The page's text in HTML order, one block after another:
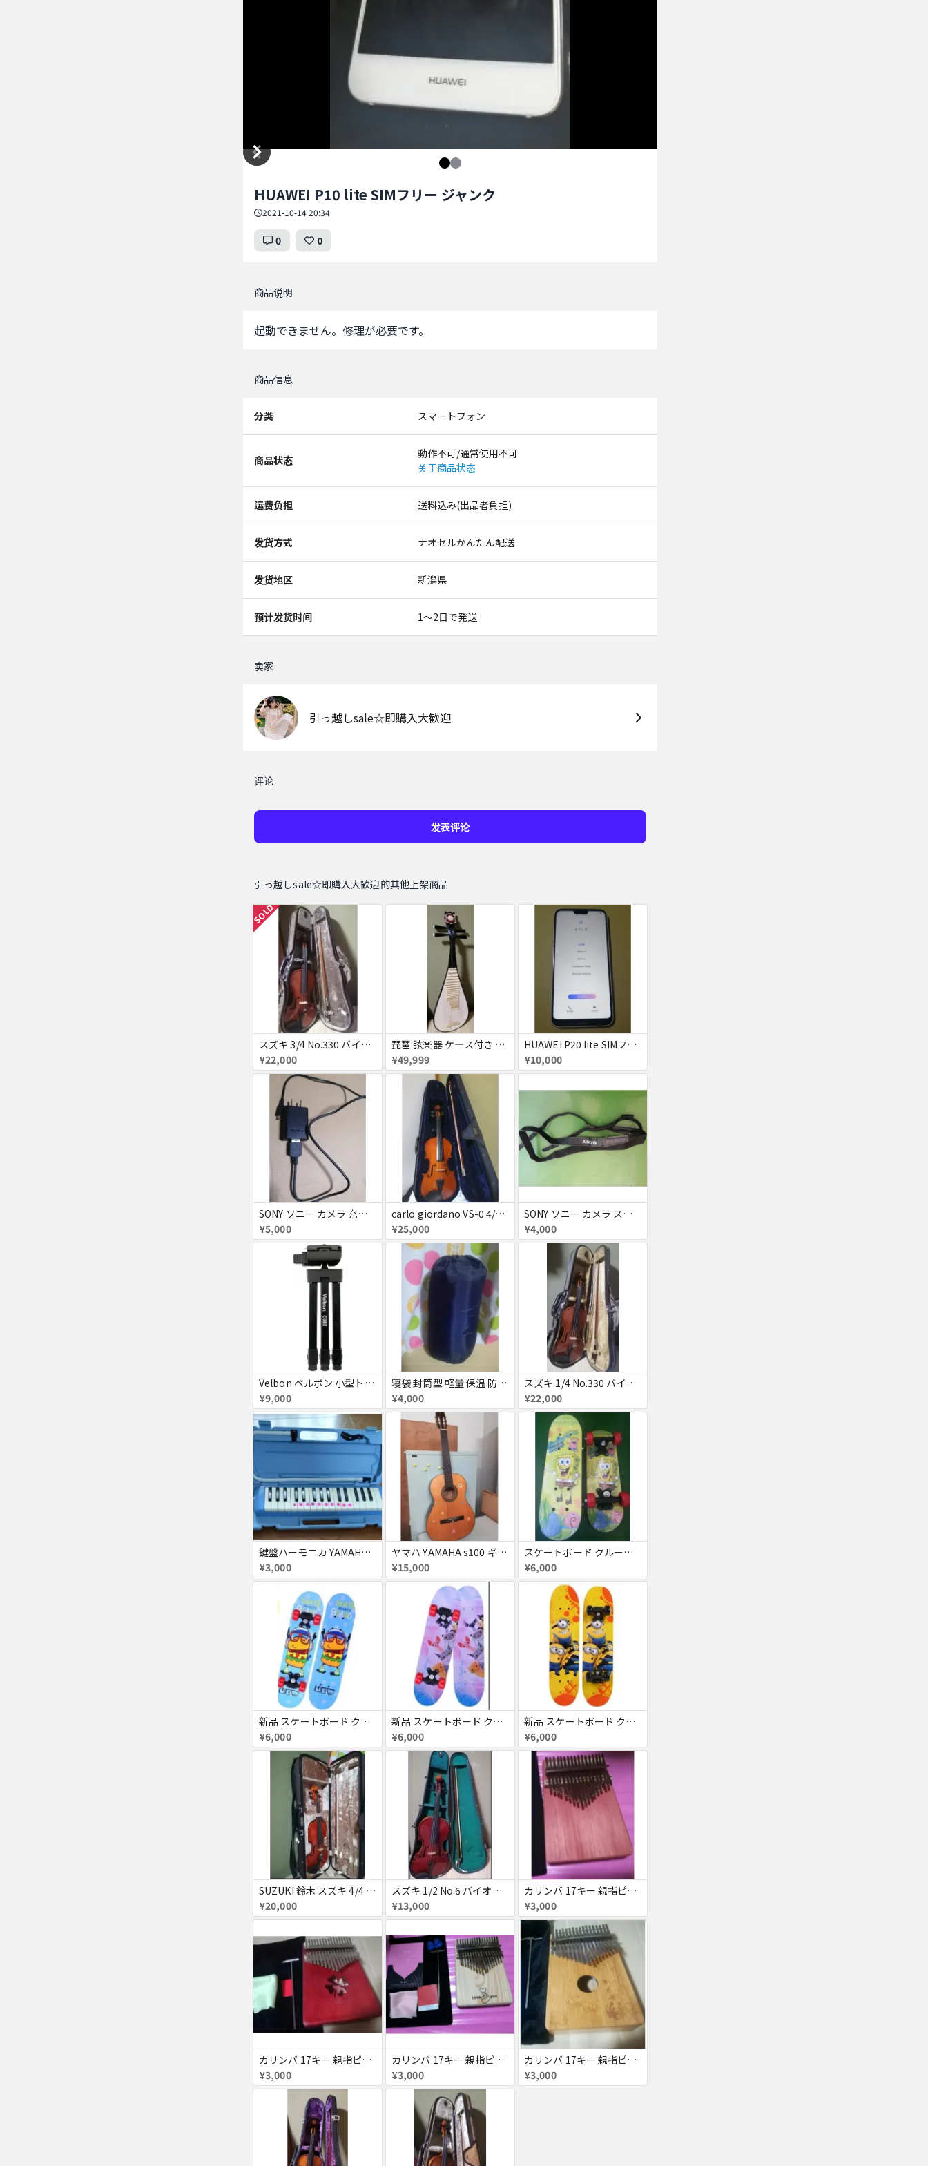
HUAWEI P10 lite SIMフリー ジャンク
2021-10-14 20:34
0 0
商品说明
起動できません。修理が必要です。
商品信息
分类 スマートフォン
商品状态
動作不可/通常使用不可
关于商品状态
运费负担 送料込み(出品者負担)
发货方式 ナオセルかんたん配送
发货地区 新潟県
预计发货时间 1〜2日で発送
卖家
引っ越しsale☆即購入大歓迎
评论
发表评论
引っ越しsale☆即購入大歓迎的其他上架商品
SOLD
スズキ 3/4 No.330 バイオリン ヴァイオリン
¥22,000
琵琶 弦楽器 ケ―ス付き お得セット
¥49,999
HUAWEI P20 lite SIMフリー ピンク 美品
¥10,000
SONY ソニー カメラ 充電器
¥5,000
carlo giordano VS-0 4/4 バイオリン お得セット
¥25,000
SONY ソニー カメラ ストラップ ネックストラップ ショルダーストラップ
¥4,000
Velbon ベルボン 小型トラベル三脚 キューブ 黒い
¥9,000
寝袋 封筒型 軽量 保温 防水シュラフ コンパクト
¥4,000
スズキ 1/4 No.330 バイオリン ヴァイオリン
¥22,000
鍵盤ハーモニカ YAMAHA ヤマハ
¥3,000
ヤマハ YAMAHA s100 ギター 楽譜 ギターストラップ キャリーバッグ付き お得セット
¥15,000
スケートボード クルーザー 高精度 スケボー初心者に 子供用
¥6,000
新品 スケートボード クルーザー 高精度 スケボー 大人/若者/子供用
¥6,000
新品 スケートボード クルーザー 高精度 スケボー 大人/若者/子供用
¥6,000
新品 スケートボード クルーザー 高精度 スケボー 大人/若者/子供用
¥6,000
SUZUKI 鈴木 スズキ 4/4 No.7 バイオリン お得セット
¥20,000
スズキ 1/2 No.6 バイオリン ヴァイオリン
¥13,000
カリンバ 17キー 親指ピアノ
¥3,000
カリンバ 17キー 親指ピアノ
¥3,000
カリンバ 17キー 親指ピアノ
¥3,000
カリンバ 17キー 親指ピアノ
¥3,000